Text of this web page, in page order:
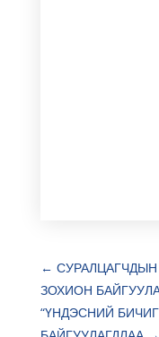
←
ЗОХИОН
“ҮНДЭСНИЙ